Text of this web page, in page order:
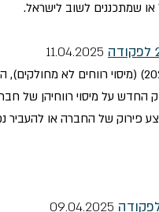
או שמתכננים לשוב לישראל.
פירוק של החברה או להעביר